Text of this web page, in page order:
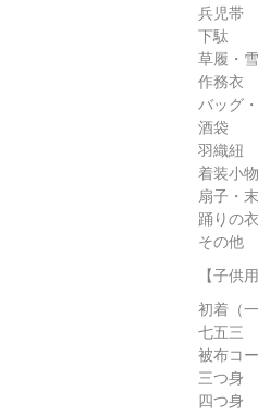
兵児帯
下駄
草履・
作務衣
バッグ
酒袋
羽織紐
着装小物
扇子・
踊りの
その他
【子供用
初着（一
七五三
被布コ
三つ身
四つ身